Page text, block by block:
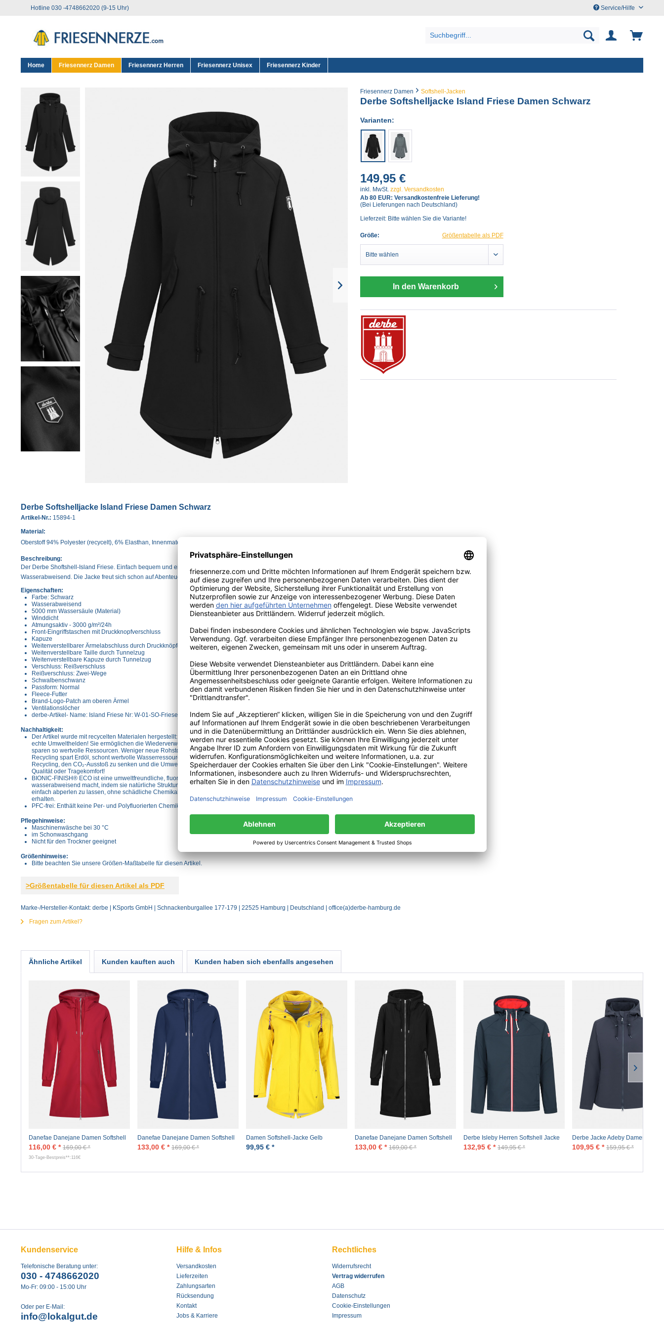
Hotline 030 -4748662020 (9-15 Uhr) Service/Hilfe
Home Friesennerz Damen Friesennerz Herren Friesennerz Unisex Friesennerz Kinder
Friesennerz Damen Softshell-Jacken
Derbe Softshelljacke Island Friese Damen Schwarz
Varianten:
149,95 €
inkl. MwSt. zzgl. Versandkosten
Ab 80 EUR: Versandkostenfreie Lieferung!
(Bei Lieferungen nach Deutschland)
Lieferzeit: Bitte wählen Sie die Variante!
Größe: Größentabelle als PDF
In den Warenkorb
Derbe Softshelljacke Island Friese Damen Schwarz
Artikel-Nr.: 15894-1
Material:
Oberstoff 94% Polyester (recycelt), 6% Elasthan, Innenmaterial 100% Polyester (recycelt)
Beschreibung:
Der Derbe Shoftshell-Island Friese. Einfach bequem und einfach praktisch - Atmungsaktiv, Winddicht und
Wasserabweisend. Die Jacke freut sich schon auf Abenteuer im Freien!
Eigenschaften:
Farbe: Schwarz
Wasserabweisend
5000 mm Wassersäule (Material)
Winddicht
Atmungsaktiv - 3000 g/m²/24h
Front-Eingriffstaschen mit Druckknopfverschluss
Kapuze
Weitenverstellbarer Ärmelabschluss durch Druckknöpfe
Weitenverstellbare Taille durch Tunnelzug
Weitenverstellbare Kapuze durch Tunnelzug
Verschluss: Reißverschluss
Reißverschluss: Zwei-Wege
Schwalbenschwanz
Passform: Normal
Fleece-Futter
Brand-Logo-Patch am oberen Ärmel
Ventilationslöcher
derbe-Artikel- Name: Island Friese Nr: W-01-SO-Friese_Islandblackblack Farbe: Black
Nachhaltigkeit:
Der Artikel wurde mit recycelten Materialen hergestellt: Recyceltes Polyester. Recycelte Materialien sind
echte Umwelthelden! Sie ermöglichen die Wiederverwertung bereits vorhandener Materialien und
sparen so wertvolle Ressourcen. Weniger neue Rohstoffe bedeuten weniger Umweltbelastung:
Recycling spart Erdöl, schont wertvolle Wasserressourcen und senkt den Energieverbrauch. So hilft
Recycling, den CO₂-Ausstoß zu senken und die Umwelt weniger zu belasten – ohne Abstriche bei
Qualität oder Tragekomfort!
BIONIC-FINISH® ECO ist eine umweltfreundliche, fluorfreie Technologie, die Textilien
wasserabweisend macht, indem sie natürliche Strukturen wie Baumkronen nachahmt, um Wasser
einfach abperlen zu lassen, ohne schädliche Chemikalien freizusetzen und die Atmungsaktivität zu
erhalten.
PFC-frei: Enthält keine Per- und Polyfluorierten Chemikalien (PFC)
Pflegehinweise:
Maschinenwäsche bei 30 °C
im Schonwaschgang
Nicht für den Trockner geeignet
Größenhinweise:
Bitte beachten Sie unsere Größen-Maßtabelle für diesen Artikel.
>Größentabelle für diesen Artikel als PDF
Marke-/Hersteller-Kontakt: derbe | KSports GmbH | Schnackenburgallee 177-179 | 22525 Hamburg | Deutschland | office(a)derbe-hamburg.de
Fragen zum Artikel?
Ähnliche Artikel Kunden kauften auch Kunden haben sich ebenfalls angesehen
Danefae Danejane Damen Softshell
Jacke Rot
116,00 € * 169,00 € *
30-Tage-Bestpreis**:116€
Danefae Danejane Damen Softshell
Jacke Navy Blau
133,00 € * 169,00 € *
Damen Softshell-Jacke Gelb
99,95 € *
Danefae Danejane Damen Softshell
Jacke Schwarz
133,00 € * 169,00 € *
Derbe Isleby Herren Softshell Jacke
Blau Rot
132,95 € * 149,95 € *
Derbe Jacke Adeby Damen
Dunkelblau Softshell
109,95 € * 159,95 € *
Kundenservice
Telefonische Beratung unter:
030 - 4748662020
Mo-Fr: 09:00 - 15:00 Uhr
Oder per E-Mail:
info@lokalgut.de
Hilfe & Infos
Versandkosten
Lieferzeiten
Zahlungsarten
Rücksendung
Kontakt
Jobs & Karriere
Rechtliches
Widerrufsrecht
Vertrag widerrufen
AGB
Datenschutz
Cookie-Einstellungen
Impressum